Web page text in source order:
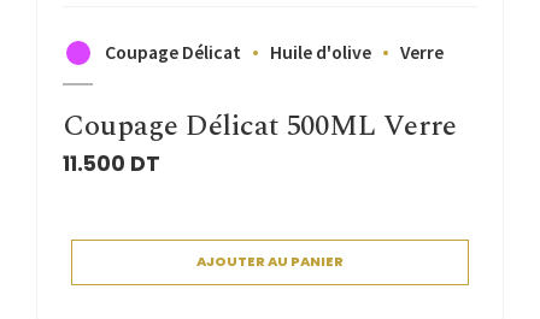
Coupage Délicat Huile d'olive Verre
Coupage Délicat 500ML Verre
11.500 DT
AJOUTER AU PANIER